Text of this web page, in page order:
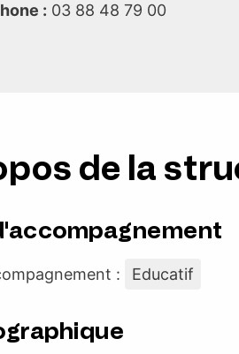
: 03 88 48 79 00
de la
: Educatif